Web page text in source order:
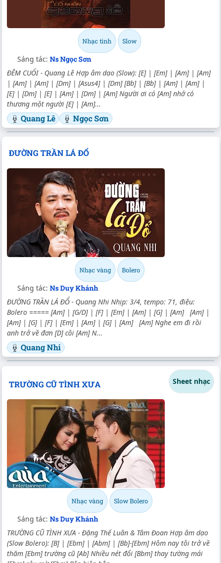
Nhạc tình Slow
Sáng tác: Ns Ngọc Sơn
ĐÊM CUỐI - Quang Lê Hợp âm dạo (Slow): [E] | [Em] | [Am] | [Am]
| [Am] | [Am] | [Dm] | [Asus4] | [Dm] [Bb] | [Bb] | [Am] | [Am] |
[E] | [Dm] | [E] | [Am] | [Dm] | [Am] Người ơi có [Am] nhớ có
thương một người [E] | [Am]...
Quang Lê Ngọc Sơn
ĐƯỜNG TRẦN LÁ ĐỔ
Nhạc vàng Bolero
Sáng tác: Ns Duy Khánh
ĐƯỜNG TRẦN LÁ ĐỔ - Quang Nhi Nhịp: 3/4, tempo: 71, điệu:
Bolero ===== [Am] | [G/D] | [F] | [Em] | [Am] | [G] | [Am] [Am] |
[Am] | [G] | [F] | [Em] | [Am] | [G] | [Am] [Am] Nghe em đi rồi
anh trở về đơn [D] côi [Am] N...
Quang Nhi
TRƯỜNG CŨ TÌNH XƯA Sheet nhạc
Nhạc vàng Slow Bolero
Sáng tác: Ns Duy Khánh
TRƯỜNG CŨ TÌNH XƯA - Đặng Thế Luân & Tâm Đoan Hợp âm dạo
(Slow Bolero): [B] | [Ebm] | [Abm] | [Bb]-[Ebm] Hôm nay tôi trở về
thăm [Ebm] trường cũ [Ab] Nhiều nét đổi [Bbm] thay tường mái